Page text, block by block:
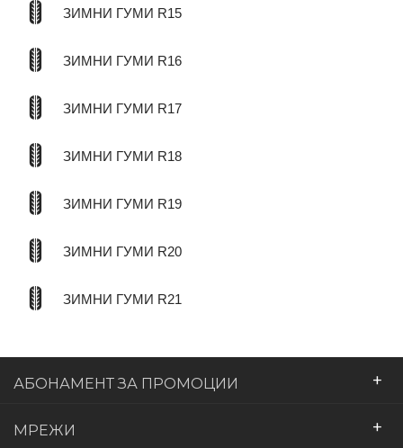
ЗИМНИ ГУМИ R15
ЗИМНИ ГУМИ R16
ЗИМНИ ГУМИ R17
ЗИМНИ ГУМИ R18
ЗИМНИ ГУМИ R19
ЗИМНИ ГУМИ R20
ЗИМНИ ГУМИ R21
АБОНАМЕНТ ЗА ПРОМОЦИИ +
МРЕЖИ +